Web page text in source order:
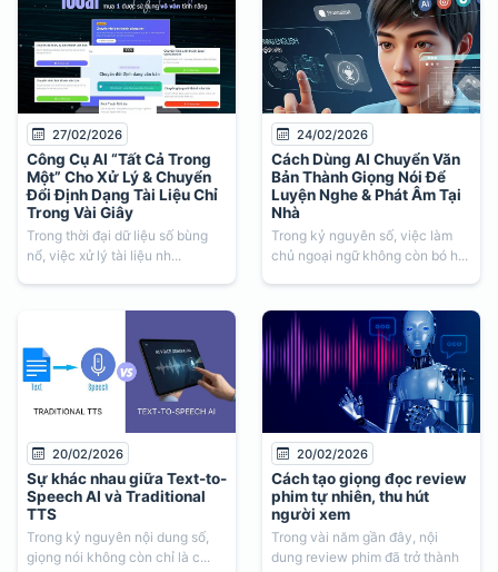
27/02/2026
Công Cụ AI “Tất Cả Trong
Một” Cho Xử Lý & Chuyển
Đổi Định Dạng Tài Liệu Chỉ
Trong Vài Giây
Trong thời đại dữ liệu số bùng
nổ, việc xử lý tài liệu nh...
24/02/2026
Cách Dùng AI Chuyển Văn
Bản Thành Giọng Nói Để
Luyện Nghe & Phát Âm Tại
Nhà
Trong kỷ nguyên số, việc làm
chủ ngoại ngữ không còn bó h...
20/02/2026
Sự khác nhau giữa Text-to-
Speech AI và Traditional
TTS
Trong kỷ nguyên nội dung số,
giọng nói không còn chỉ là c...
20/02/2026
Cách tạo giọng đọc review
phim tự nhiên, thu hút
người xem
Trong vài năm gần đây, nội
dung review phim đã trở thành